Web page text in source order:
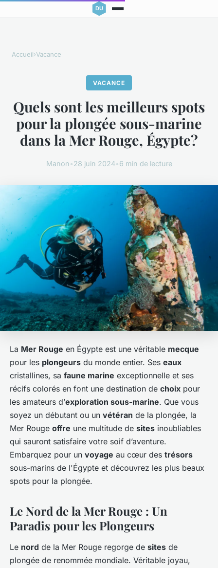
Accueil›Vacance
VACANCE
Quels sont les meilleurs spots
pour la plongée sous-marine
dans la Mer Rouge, Égypte?
Manon•28 juin 2024•6 min de lecture
La Mer Rouge en Égypte est une véritable mecque
pour les plongeurs du monde entier. Ses eaux
cristallines, sa faune marine exceptionnelle et ses
récifs colorés en font une destination de choix pour
les amateurs d’exploration sous-marine. Que vous
soyez un débutant ou un vétéran de la plongée, la
Mer Rouge offre une multitude de sites inoubliables
qui sauront satisfaire votre soif d’aventure.
Embarquez pour un voyage au cœur des trésors
sous-marins de l'Égypte et découvrez les plus beaux
spots pour la plongée.
Le Nord de la Mer Rouge : Un
Paradis pour les Plongeurs
Le nord de la Mer Rouge regorge de sites de
plongée de renommée mondiale. Véritable joyau,